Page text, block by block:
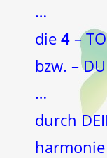
…
die 4 –
bzw. –
…
durch